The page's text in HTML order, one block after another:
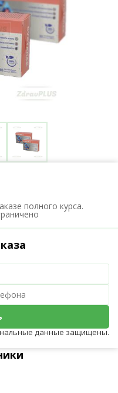
полного курса.
данные защищены.